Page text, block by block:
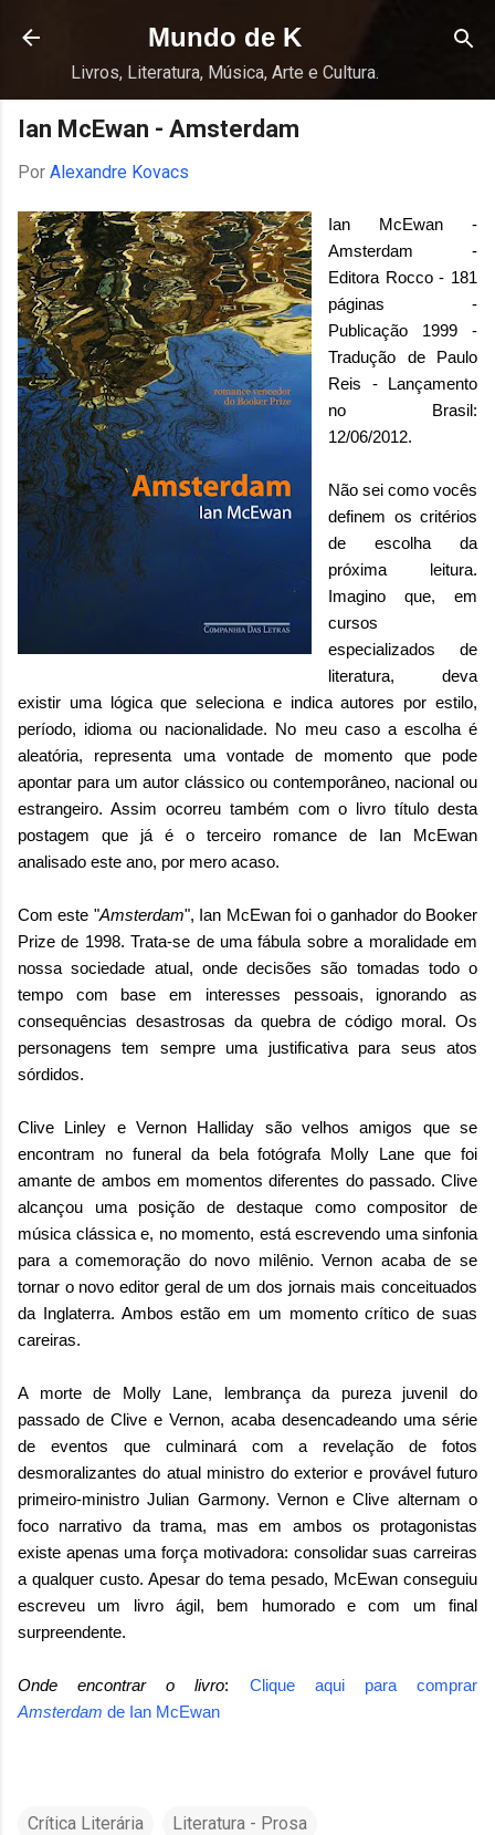
Pular para o conteúdo principal
Mundo de K
Livros, Literatura, Música, Arte e Cultura.
Ian McEwan - Amsterdam
Por Alexandre Kovacs
Ian McEwan -
Amsterdam -
Editora Rocco - 181
páginas -
Publicação 1999 -
Tradução de Paulo
Reis - Lançamento
no Brasil:
12/06/2012.
Não sei como vocês
definem os critérios
de escolha da
próxima leitura.
Imagino que, em
cursos
especializados de
literatura, deva
existir uma lógica que seleciona e indica autores por estilo,
período, idioma ou nacionalidade. No meu caso a escolha é
aleatória, representa uma vontade de momento que pode
apontar para um autor clássico ou contemporâneo, nacional ou
estrangeiro. Assim ocorreu também com o livro título desta
postagem que já é o terceiro romance de Ian McEwan
analisado este ano, por mero acaso.
Com este "Amsterdam", Ian McEwan foi o ganhador do Booker
Prize de 1998. Trata-se de uma fábula sobre a moralidade em
nossa sociedade atual, onde decisões são tomadas todo o
tempo com base em interesses pessoais, ignorando as
consequências desastrosas da quebra de código moral. Os
personagens tem sempre uma justificativa para seus atos
sórdidos.
Clive Linley e Vernon Halliday são velhos amigos que se
encontram no funeral da bela fotógrafa Molly Lane que foi
amante de ambos em momentos diferentes do passado. Clive
alcançou uma posição de destaque como compositor de
música clássica e, no momento, está escrevendo uma sinfonia
para a comemoração do novo milênio. Vernon acaba de se
tornar o novo editor geral de um dos jornais mais conceituados
da Inglaterra. Ambos estão em um momento crítico de suas
careiras.
A morte de Molly Lane, lembrança da pureza juvenil do
passado de Clive e Vernon, acaba desencadeando uma série
de eventos que culminará com a revelação de fotos
desmoralizantes do atual ministro do exterior e provável futuro
primeiro-ministro Julian Garmony. Vernon e Clive alternam o
foco narrativo da trama, mas em ambos os protagonistas
existe apenas uma força motivadora: consolidar suas carreiras
a qualquer custo. Apesar do tema pesado, McEwan conseguiu
escreveu um livro ágil, bem humorado e com um final
surpreendente.
Onde encontrar o livro: Clique aqui para comprar
Amsterdam de Ian McEwan
Crítica Literária Literatura - Prosa